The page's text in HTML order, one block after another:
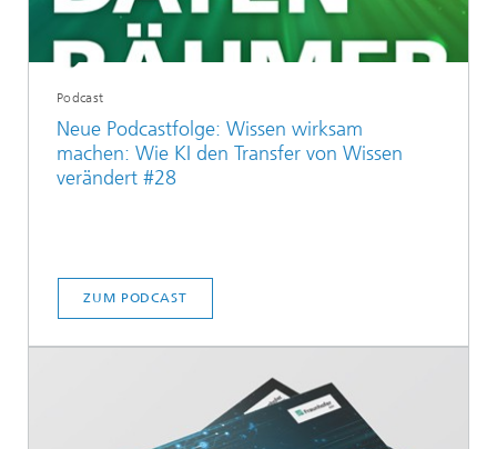
Podcast
Neue Podcastfolge: Wissen wirksam
machen: Wie KI den Transfer von Wissen
verändert #28
ZUM PODCAST